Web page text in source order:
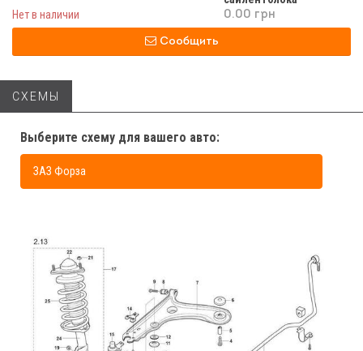
переднего рычага
форза а11-2909057
Нет в наличии 0.00 грн
Сообщить
СХЕМЫ
Выберите схему для вашего авто:
ЗАЗ Форза